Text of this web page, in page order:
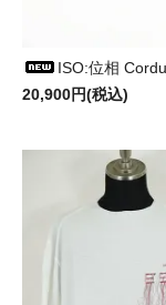
ISO:位相
20,900円(税込)